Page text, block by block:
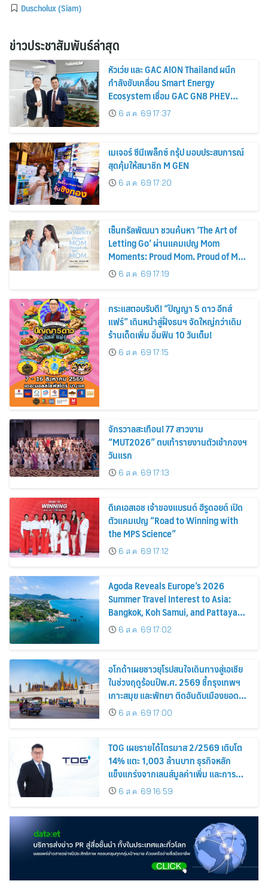
Duscholux (Siam)
ข่าวประชาสัมพันธ์ล่าสุด
หัวเว่ย และ GAC AION Thailand ผนึก
กำลังขับเคลื่อน Smart Energy
Ecosystem เชื่อม GAC GN8 PHEV
รถยนต์ MPV ระดับพรีเมียม เข้ากับ
พลังงานแสงอาทิตย์ภายในบ้าน
6 ส.ค. 69 17:37
เมเจอร์ ซีนีเพล็กซ์ กรุ้ป มอบประสบการณ์
สุดคุ้มให้สมาชิก M GEN
6 ส.ค. 69 17:20
เซ็นทรัลพัฒนา ชวนค้นหา ‘The Art of
Letting Go’ ผ่านแคมเปญ Mom
Moments: Proud Mom. Proud of My
Mom.6 ส.ค. 69 17:19
กระแสตอบรับดี! “ปัญญา 5 ดาว อีทส์
แฟร์” เดินหน้าสู่ฝั่งธนฯ จัดใหญ่กว่าเดิม
ร้านเด็ดเพิ่ม อิ่มฟิน 10 วันเต็ม!
6 ส.ค. 69 17:15
จักรวาลสะเทือน! 77 สาวงาม
“MUT2026” ตบเท้ารายงานตัวเข้ากองฯ
วันแรก
6 ส.ค. 69 17:13
ดีเคเอสเอช เจ้าของแบรนด์ ฮีรูดอยด์ เปิด
ตัวแคมเปญ “Road to Winning with
the MPS Science”
6 ส.ค. 69 17:12
Agoda Reveals Europe’s 2026
Summer Travel Interest to Asia:
Bangkok, Koh Samui, and Pattaya
Among the Top Cities
6 ส.ค. 69 17:02
อโกด้าเผยชาวยุโรปสนใจเดินทางสู่เอเชีย
ในช่วงฤดูร้อนปีพ.ศ. 2569 ชี้กรุงเทพฯ
เกาะสมุย และพัทยา ติดอันดับเมืองยอด
นิยม6 ส.ค. 69 17:00
TOG เผยรายได้ไตรมาส 2/2569 เติบโต
14% แตะ 1,003 ล้านบาท ธุรกิจหลัก
แข็งแกร่งจากเลนส์มูลค่าเพิ่ม และการ
ขยายตลาดต่างประเทศ พร้อมเดินหน้า
ลงทุนเพื่อการเติบโตระยะยาว
6 ส.ค. 69 16:59